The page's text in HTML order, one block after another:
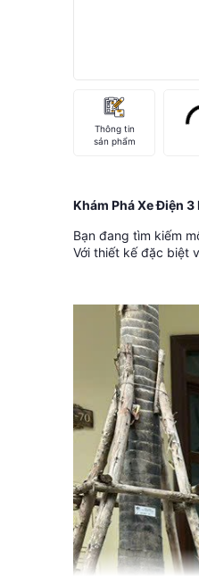
Thông tin
sản phẩm
Khám Phá Xe Điện
Bạn đang tìm kiếm
Với thiết kế đặc biệt